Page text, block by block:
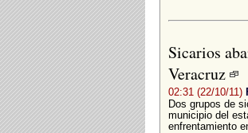
Sicarios
Veracruz
02:31 (22/10/11)
Dos grupos de
municipio del
enfrentamiento